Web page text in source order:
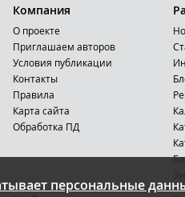
персональные
Компания
О проекте
Приглашаем авторов
Условия публикации
Контакты
Правила
Карта сайта
Обработка ПД